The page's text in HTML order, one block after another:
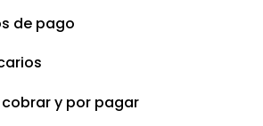
de pago
y por pagar